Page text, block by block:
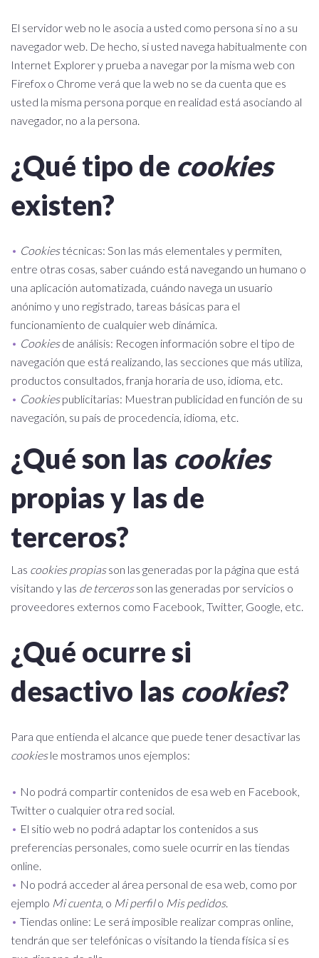
El servidor web no le asocia a usted como persona si no a su
navegador web. De hecho, si usted navega habitualmente con
Internet Explorer y prueba a navegar por la misma web con
Firefox o Chrome verá que la web no se da cuenta que es
usted la misma persona porque en realidad está asociando al
navegador, no a la persona.
¿Qué tipo de cookies
existen?
Cookiestécnicas: Son las más elementales y permiten,
entre otras cosas, saber cuándo está navegando un humano o
una aplicación automatizada, cuándo navega un usuario
anónimo y uno registrado, tareas básicas para el
funcionamiento de cualquier web dinámica.
Cookiesde análisis: Recogen información sobre el tipo de
navegación que está realizando, las secciones que más utiliza,
productos consultados, franja horaria de uso, idioma, etc.
Cookiespublicitarias: Muestran publicidad en función de su
navegación, su país de procedencia, idioma, etc.
¿Qué son las cookies
propias y las de
terceros?
Las cookies propiasson las generadas por la página que está
visitando y las de tercerosson las generadas por servicios o
proveedores externos como Facebook, Twitter, Google, etc.
¿Qué ocurre si
desactivo las cookies?
Para que entienda el alcance que puede tener desactivar las
cookiesle mostramos unos ejemplos:
No podrá compartir contenidos de esa web en Facebook,
Twitter o cualquier otra red social.
El sitio web no podrá adaptar los contenidos a sus
preferencias personales, como suele ocurrir en las tiendas
online.
No podrá acceder al área personal de esa web, como por
ejemplo Mi cuenta, o Mi perfilo Mis pedidos.
Tiendas online: Le será imposible realizar compras online,
tendrán que ser telefónicas o visitando la tienda física si es